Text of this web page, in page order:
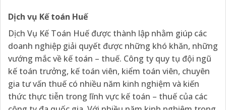
Dịch vụ Kế toán Huế
Dịch Vụ Kế Toán Huế được thành lập nhằm giúp các
doanh nghiệp giải quyết được những khó khăn, những
vướng mắc về kế toán – thuế. Công ty quy tụ đội ngũ
kế toán trưởng, kế toán viên, kiểm toán viên, chuyên
gia tư vấn thuế có nhiều năm kinh nghiệm và kiến
thức thực tiễn trong lĩnh vực kế toán – thuế của các